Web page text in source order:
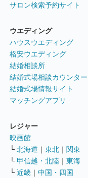
サロン検索予約サイト
ウエディング
ハウスウエディング
格安ウエディング
結婚相談所
結婚式場相談カウンター
結婚式場情報サイト
マッチングアプリ
レジャー
映画館
└ 北海道 ｜ 東北 ｜ 関東
└ 甲信越・北陸 ｜ 東海
└ 近畿 ｜ 中国・四国